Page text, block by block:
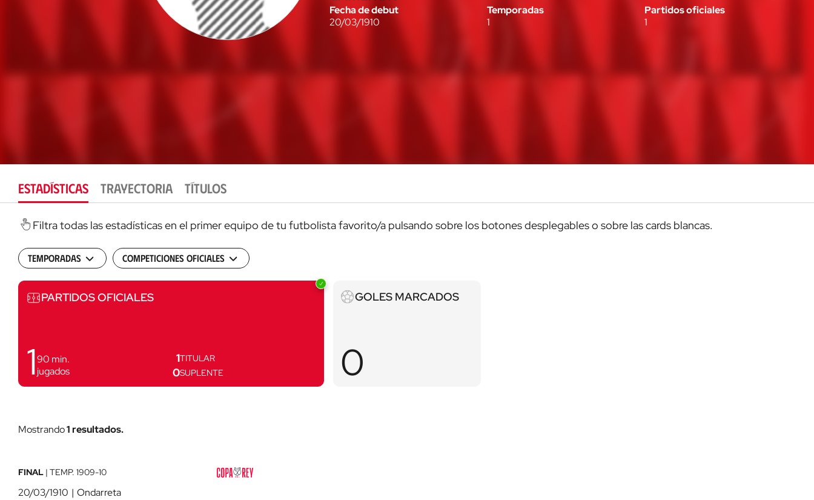
Fecha de debut
20/03/1910
Temporadas
1
Partidos oficiales
1
ESTADÍSTICAS TRAYECTORIA TÍTULOS
Filtra todas las estadísticas en el primer equipo de tu futbolista favorito/a pulsando sobre los botones desplegables o sobre las cards blancas.
Temporadas Competiciones oficiales
Partidos
PARTIDOS OFICIALES
190 min.
jugados
1TITULAR
0SUPLENTE
GolesGOLES MARCADOS
0
Mostrando1 resultados.
-
Vasconia
FINAL | TEMP. 1909-10
20/03/1910 Ondarreta